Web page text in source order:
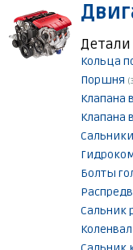
Детали
Кольца
Поршня
Клапана
Клапана
Болты
Сальник
Коленвал